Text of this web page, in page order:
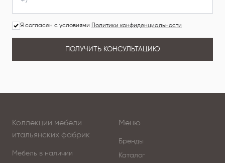
Я согласен с условиями Политики конфиденциальности
ПОЛУЧИТЬ КОНСУЛЬТАЦИЮ
Коллекции мебели
итальянских фабрик
Мебель в наличии
Меню
Бренды
Каталог